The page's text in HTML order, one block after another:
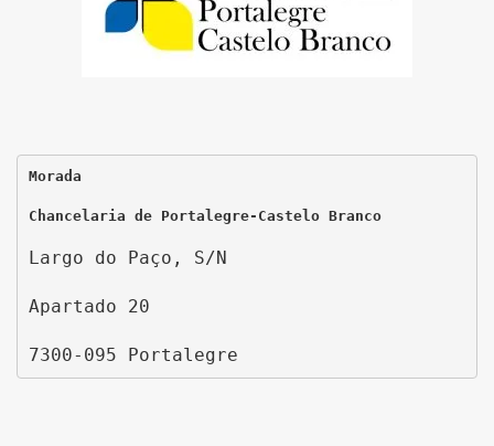
Morada
Chancelaria de Portalegre-Castelo Branco
Largo do Paço, S/N
Apartado 20
7300-095 Portalegre